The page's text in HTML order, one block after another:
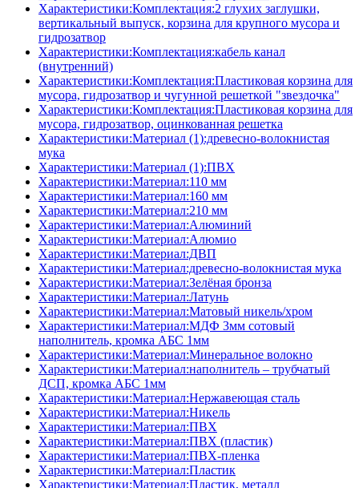
Характеристики:Комплектация:2 глухих заглушки,
вертикальный выпуск, корзина для крупного мусора и
гидрозатвор
Характеристики:Комплектация:кабель канал
(внутренний)
Характеристики:Комплектация:Пластиковая корзина для
мусора, гидрозатвор и чугунной решеткой "звездочка"
Характеристики:Комплектация:Пластиковая корзина для
мусора, гидрозатвор, оцинкованная решетка
Характеристики:Материал (1):древесно-волокнистая
мука
Характеристики:Материал (1):ПВХ
Характеристики:Материал:110 мм
Характеристики:Материал:160 мм
Характеристики:Материал:210 мм
Характеристики:Материал:Алюминий
Характеристики:Материал:Алюмио
Характеристики:Материал:ДВП
Характеристики:Материал:древесно-волокнистая мука
Характеристики:Материал:Зелёная бронза
Характеристики:Материал:Латунь
Характеристики:Материал:Матовый никель/хром
Характеристики:Материал:МДФ 3мм сотовый
наполнитель, кромка AБC 1мм
Характеристики:Материал:Минеральное волокно
Характеристики:Материал:наполнитель – трубчатый
ДСП, кромка AБC 1мм
Характеристики:Материал:Нержавеющая сталь
Характеристики:Материал:Никель
Характеристики:Материал:ПВХ
Характеристики:Материал:ПВХ (пластик)
Характеристики:Материал:ПВХ-пленка
Характеристики:Материал:Пластик
Характеристики:Материал:Пластик, металл